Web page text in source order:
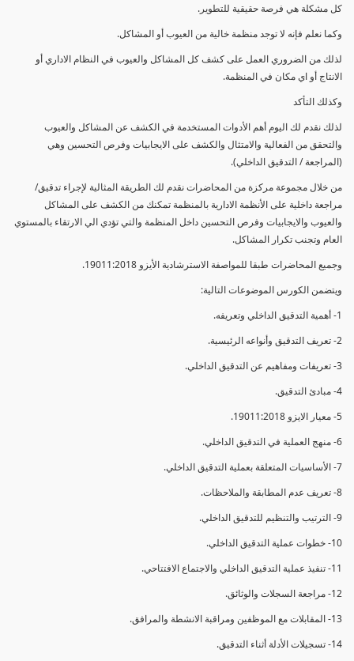
كل مشكلة هي فرصة حقيقية للتطوير.
وكما نعلم فإنه لا توجد منظمة خالية من العيوب أو المشاكل.
لذلك من الضروري العمل على كشف كل المشاكل والعيوب في النظام الاداري أو
الانتاج أو اي مكان في المنظمة.
وكذلك التأكد
لذلك نقدم لك اليوم أهم الأدوات المستخدمة في الكشف عن المشاكل والعيوب
والتحقق من الفعالية والامتثال والكشف على الايجابيات وفرص التحسين وهي
(المراجعة / التدقيق الداخلي).
من خلال مجموعة مركزة من المحاضرات نقدم لك الطريقة المثالية لإجراء تدقيق/
مراجعة داخلية على الأنظمة الادارية بالمنظمة تمكنك من الكشف على المشاكل
والعيوب والايجابيات وفرص التحسين داخل المنظمة والتي تؤدي الي الارتقاء بالمستوي
العام وتجنب تكرار المشاكل.
وجميع المحاضرات طبقا للمواصفة الاسترشادية الأيزو 19011:2018.
ويتضمن الكورس الموضوعات التالية:
1- أهمية التدقيق الداخلي وتعريفه.
2- تعريف التدقيق وأنواعه الرئيسية.
3- تعريفات ومفاهيم عن التدقيق الداخلي.
4- مبادئ التدقيق.
5- معيار الايزو 19011:2018.
6- منهج العملية في التدقيق الداخلي.
7- الأساسيات المتعلقة بعملية التدقيق الداخلي.
8- تعريف عدم المطابقة والملاحظات.
9- الترتيب والتنظيم للتدقيق الداخلي.
10- خطوات عملية التدقيق الداخلي.
11- تنفيذ عملية التدقيق الداخلي والاجتماع الافتتاحي.
12- مراجعة السجلات والوثائق.
13- المقابلات مع الموظفين ومراقبة الانشطة والمرافق.
14- تسجيلات الأدلة أثناء التدقيق.